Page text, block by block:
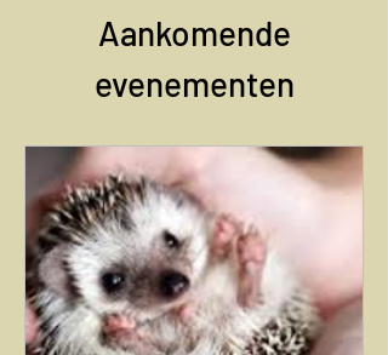
Aankomende
evenementen